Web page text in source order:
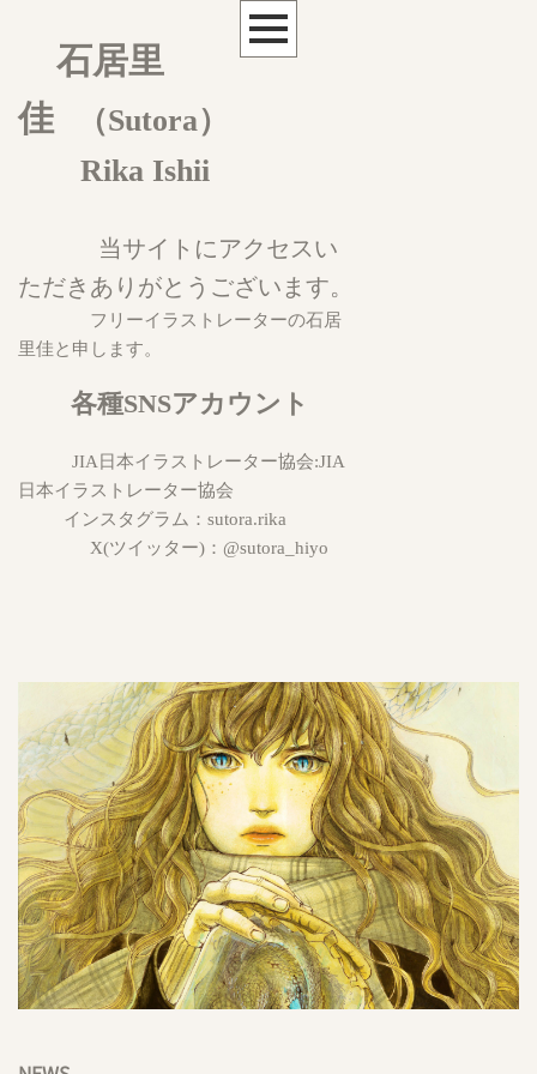
石居里
佳
（Sutora）
Rika Ishii
当サイトにアクセスい
ただきありがとうございます。
フリーイラストレーターの石居
里佳と申します。
各種SNSアカウント
JIA日本イラストレーター協会:JIA
日本イラストレーター協会
インスタグラム： sutora.rika
X(ツイッター)： @sutora_hiyo